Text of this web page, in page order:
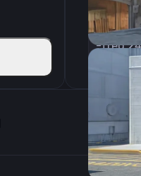
-freq